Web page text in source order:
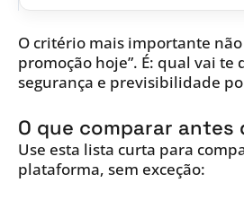
O critério mais importante não
promoção hoje”. É: qual vai te
segurança e previsibilidade
O que comparar antes
Use esta lista curta para
plataforma, sem exceção: